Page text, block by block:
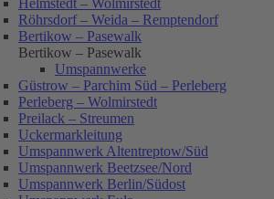
Helmstedt – Wolmirstedt
Röhrsdorf – Weida – Remptendorf
Bertikow – Pasewalk
Bertikow – Pasewalk
Umspannwerke
Güstrow – Parchim Süd – Perleberg
Perleberg – Wolmirstedt
Preilack – Streumen
Uckermarkleitung
Umspannwerk Altentreptow/Süd
Umspannwerk Beetzsee/Nord
Umspannwerk Berlin/Südost